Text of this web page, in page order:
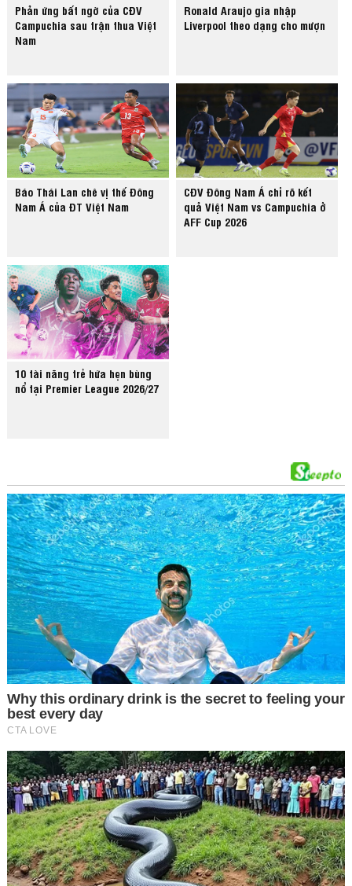
Phản ứng bất ngờ của CĐV
Campuchia sau trận thua Việt
Nam
Ronald Araujo gia nhập
Liverpool theo dạng cho mượn
Báo Thái Lan chê vị thế Đông
Nam Á của ĐT Việt Nam
CĐV Đông Nam Á chỉ rõ kết
quả Việt Nam vs Campuchia ở
AFF Cup 2026
10 tài năng trẻ hứa hẹn bùng
nổ tại Premier League 2026/27